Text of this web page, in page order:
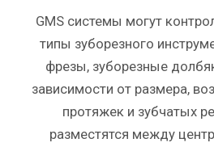
GMS системы могут
типы зуборезного
фрезы, зуборезные
зависимости от размера,
протяжек и зубчатых
разместятся между